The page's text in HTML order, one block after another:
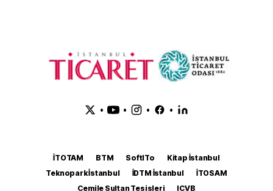
• • • •
İTOTAM BTM SoftITo
Kitap İstanbul
Teknopark İstanbul
İDTM İstanbul
İTOSAM
Cemile Sultan Tesisleri
ICVB